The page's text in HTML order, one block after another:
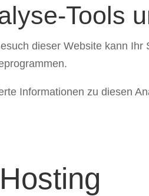
Tools
dieser Website kann
Informationen zu diesen